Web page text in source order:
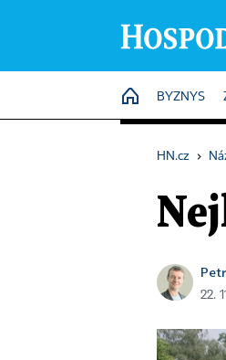
HOME
BYZNYS
HN.cz ›
22.